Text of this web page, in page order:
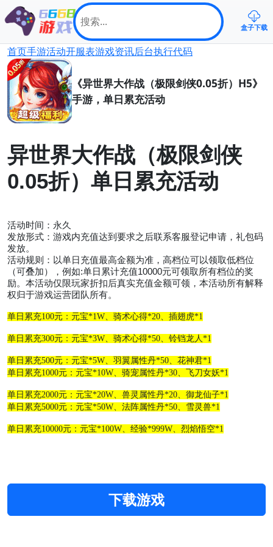
盒子下载
首页手游活动开服表游戏资讯后台执行代码
《异世界大作战（极限剑侠0.05折）H5》
手游，单日累充活动
异世界大作战（极限剑侠
0.05折） 单日累充活动
活动时间： 永久
发放形式：游戏内充值达到要求之后联系客服登记申请，礼包码
发放。
活动规则：以单日充值最高金额为准，高档位可以领取低档位
（可叠加），例如:单日累计充值10000元可领取所有档位的奖
励。 本活动仅限玩家折扣后真实充值金额可领， 本活动所有解释
权归于游戏运营团队所有。
单日累充100元 ：元宝*1W、骑术心得*20、插翅虎*1
单日累充300元 ：元宝*3W、骑术心得*50、铃铛龙人*1
单日累充500元 ：元宝*5W、羽翼属性丹*50、花神君*1
单日累充1000元 ：元宝*10W、骑宠属性丹*30、飞刀女妖*1
单日累充2000元 ：元宝*20W、兽灵属性丹*20、御龙仙子*1
单日累充5000元 ：元宝*50W、法阵属性丹*50、雪灵兽*1
单日累充10000元 ：元宝*100W、经验*999W、烈焰悟空*1
下载游戏